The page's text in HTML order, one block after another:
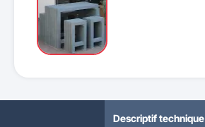
Descriptif technique